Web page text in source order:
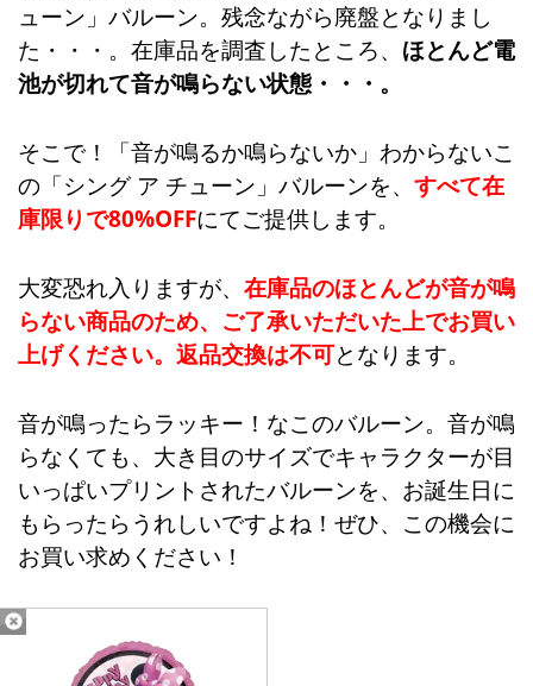
ューン」バルーン。残念ながら廃盤となりまし
た・・・。在庫品を調査したところ、 ほとんど電
池が切れて音が鳴らない状態・・・。
そこで！「音が鳴るか鳴らないか」わからないこ
の「シング ア チューン」バルーンを、 すべて在
庫限りで80%OFFにてご提供します。
大変恐れ入りますが、 在庫品のほとんどが音が鳴
らない商品のため、ご了承いただいた上でお買い
上げください。返品交換は不可となります。
音が鳴ったらラッキー！なこのバルーン。音が鳴
らなくても、大き目のサイズでキャラクターが目
いっぱいプリントされたバルーンを、お誕生日に
もらったらうれしいですよね！ぜひ、この機会に
お買い求めください！